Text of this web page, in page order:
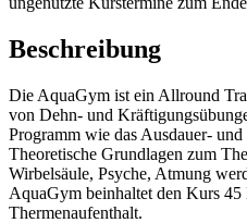
Beschreibung
Die AquaGym ist ein Allround
von Dehn- und
Programm wie das Ausdauer-
Theoretische Grundlagen zum
Wirbelsäule, Psyche, Atmung
AquaGym beinhaltet den Kurs
Thermenaufenthalt.